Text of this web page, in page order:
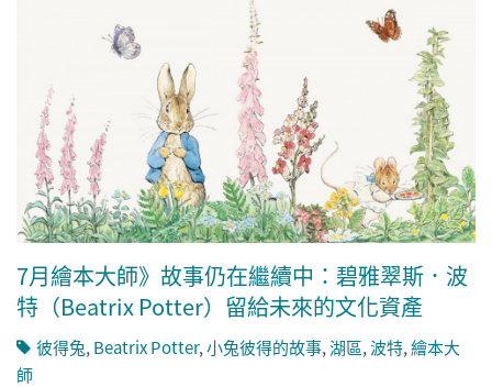
7月繪本大師》故事仍在繼續中：碧雅翠斯．波
特（Beatrix Potter）留給未來的文化資產
彼得兔, Beatrix Potter,小兔彼得的故事,湖區,波特,繪本大
師